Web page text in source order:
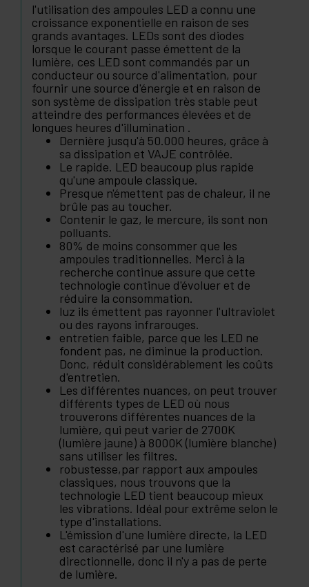
l'utilisation des ampoules LED a connu une
croissance exponentielle en raison de ses
grands avantages. LEDs sont des diodes
lorsque le courant passe émettent de la
lumière, ces LED sont commandés par un
conducteur ou source d'alimentation, pour
fournir une source d'énergie et en raison de
son système de dissipation très stable peut
atteindre des performances élevées et de
longues heures d'illumination .
Dernière jusqu'à 50.000 heures, grâce à
sa dissipation et VAJE contrôlée.
Le rapide. LED beaucoup plus rapide
qu'une ampoule classique.
Presque n'émettent pas de chaleur, il ne
brûle pas au toucher.
Contenir le gaz, le mercure, ils sont non
polluants.
80% de moins consommer que les
ampoules traditionnelles. Merci à la
recherche continue assure que cette
technologie continue d'évoluer et de
réduire la consommation.
luz ils émettent pas rayonner l'ultraviolet
ou des rayons infrarouges.
entretien faible, parce que les LED ne
fondent pas, ne diminue la production.
Donc, réduit considérablement les coûts
d'entretien.
Les différentes nuances, on peut trouver
différents types de LED où nous
trouverons différentes nuances de la
lumière, qui peut varier de 2700K
(lumière jaune) à 8000K (lumière blanche)
sans utiliser les filtres.
robustesse,par rapport aux ampoules
classiques, nous trouvons que la
technologie LED tient beaucoup mieux
les vibrations. Idéal pour extrême selon le
type d'installations.
L'émission d'une lumière directe, la LED
est caractérisé par une lumière
directionnelle, donc il n'y a pas de perte
de lumière.